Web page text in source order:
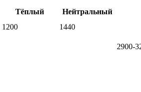
Тёплый
Нейтральный
1200
1440
2900-